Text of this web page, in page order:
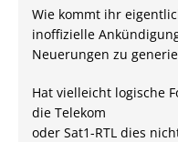
Wie kommt ihr
inoffizielle
Neuerungen zu
Hat vielleicht logische
die Telekom
oder Sat1-RTL dies